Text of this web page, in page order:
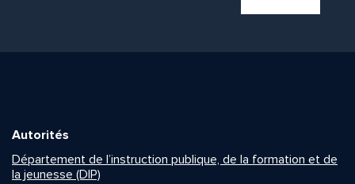
Autorités
Département de l’instruction publique, de la formation et de
la jeunesse (DIP)